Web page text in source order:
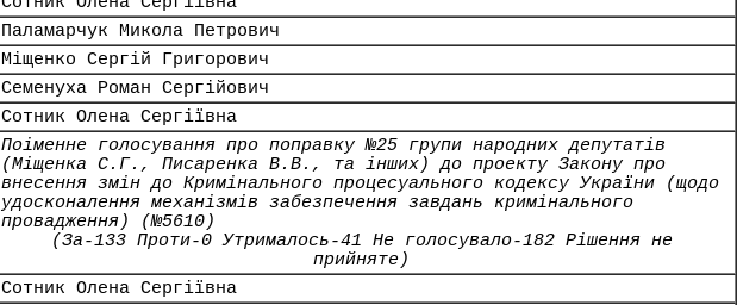
Паламарчук Микола Петрович
Міщенко Сергій Григорович
Семенуха Роман Сергійович
Сотник Олена Сергіївна
Поіменне голосування про поправку №25 групи народних депутатів
(Міщенка С.Г., Писаренка В.В., та інших) до проекту Закону про
внесення змін до Кримінального процесуального кодексу України (щодо
удосконалення механізмів забезпечення завдань кримінального
провадження) (№5610)
(За-133 Проти-0 Утрималось-41 Не голосувало-182 Рішення не
прийняте)
Сотник Олена Сергіївна